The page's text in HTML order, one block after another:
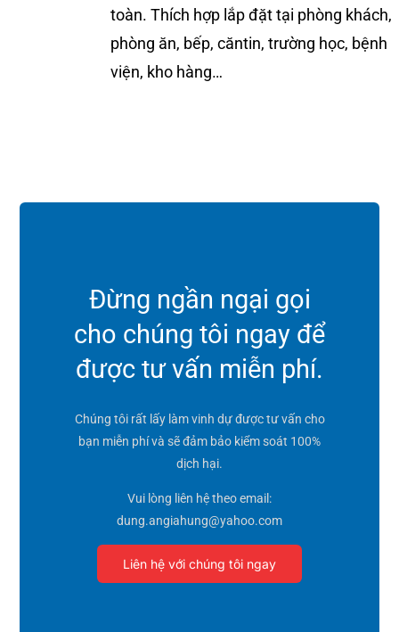
toàn. Thích hợp lắp đặt tại phòng khách,
phòng ăn, bếp, căntin, trường học, bệnh
viện, kho hàng…
Đừng ngần ngại gọi
cho chúng tôi ngay để
được tư vấn miễn phí.
Chúng tôi rất lấy làm vinh dự được tư vấn cho
bạn miễn phí và sẽ đảm bảo kiểm soát 100%
dịch hại.
Vui lòng liên hệ theo email:
dung.angiahung@yahoo.com
Liên hệ với chúng tôi ngay